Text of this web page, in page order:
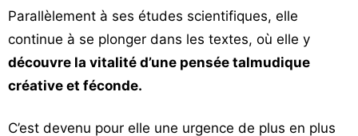
Parallèlement à ses études scientifiques, elle
continue à se plonger dans les textes, où elle y
découvre la vitalité d’une pensée talmudique
créative et féconde.
C’est devenu pour elle une urgence de plus en plus